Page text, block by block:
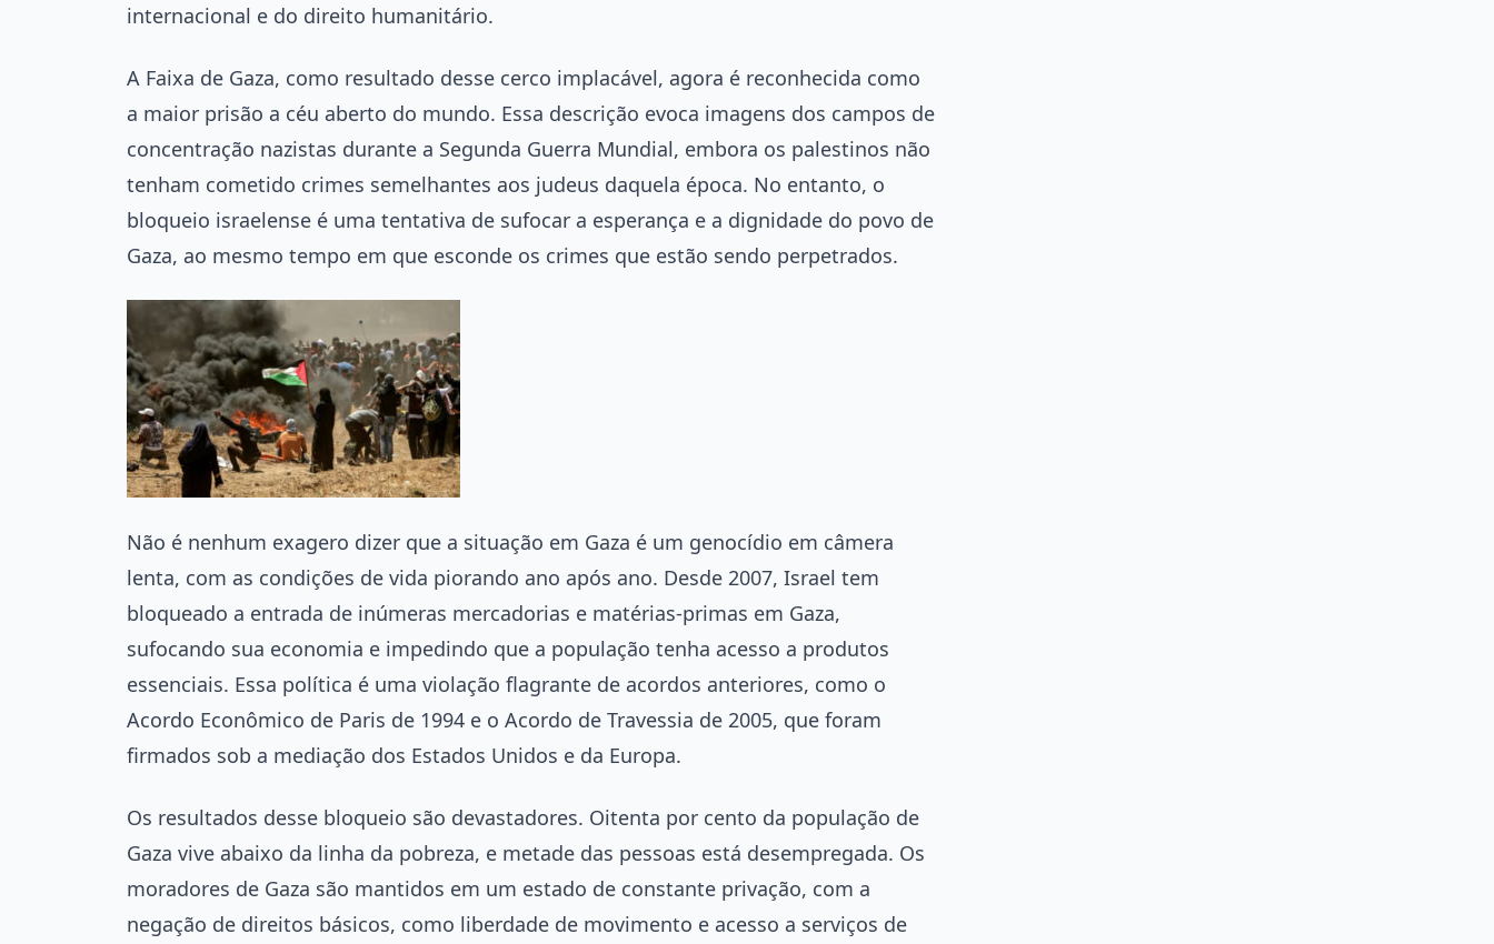
internacional e do direito humanitário.
A Faixa de Gaza, como resultado desse cerco implacável, agora é reconhecida como
a maior prisão a céu aberto do mundo. Essa descrição evoca imagens dos campos de
concentração nazistas durante a Segunda Guerra Mundial, embora os palestinos não
tenham cometido crimes semelhantes aos judeus daquela época. No entanto, o
bloqueio israelense é uma tentativa de sufocar a esperança e a dignidade do povo de
Gaza, ao mesmo tempo em que esconde os crimes que estão sendo perpetrados.
Não é nenhum exagero dizer que a situação em Gaza é um genocídio em câmera
lenta, com as condições de vida piorando ano após ano. Desde 2007, Israel tem
bloqueado a entrada de inúmeras mercadorias e matérias-primas em Gaza,
sufocando sua economia e impedindo que a população tenha acesso a produtos
essenciais. Essa política é uma violação flagrante de acordos anteriores, como o
Acordo Econômico de Paris de 1994 e o Acordo de Travessia de 2005, que foram
firmados sob a mediação dos Estados Unidos e da Europa.
Os resultados desse bloqueio são devastadores. Oitenta por cento da população de
Gaza vive abaixo da linha da pobreza, e metade das pessoas está desempregada. Os
moradores de Gaza são mantidos em um estado de constante privação, com a
negação de direitos básicos, como liberdade de movimento e acesso a serviços de